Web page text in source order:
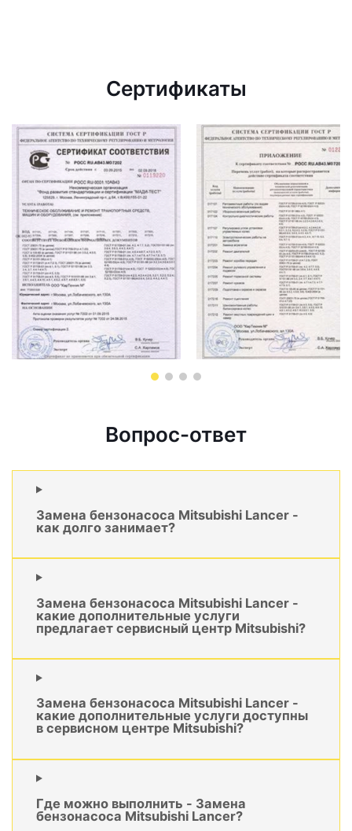
Сертификаты
Вопрос-ответ
Замена бензонасоса Mitsubishi Lancer -
как долго занимает?
Замена бензонасоса Mitsubishi Lancer -
какие дополнительные услуги
предлагает сервисный центр Mitsubishi?
Замена бензонасоса Mitsubishi Lancer -
какие дополнительные услуги доступны
в сервисном центре Mitsubishi?
Где можно выполнить - Замена
бензонасоса Mitsubishi Lancer?